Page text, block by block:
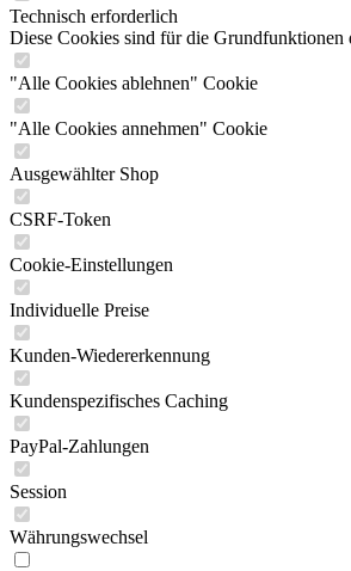
Technisch erforderlich
Diese Cookies sind für die Grundfunktionen
"Alle Cookies ablehnen" Cookie
"Alle Cookies annehmen" Cookie
Ausgewählter Shop
CSRF-Token
Cookie-Einstellungen
Individuelle Preise
Kunden-Wiedererkennung
Kundenspezifisches Caching
PayPal-Zahlungen
Session
Währungswechsel